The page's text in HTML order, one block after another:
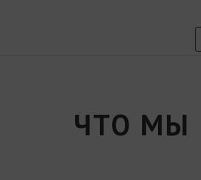
ЧТО МЫ